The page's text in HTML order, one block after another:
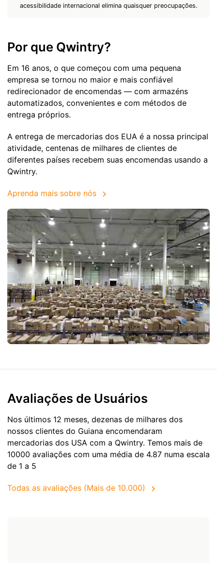
acessibilidade internacional elimina quaisquer preocupações.
Por que Qwintry?
Em 16 anos, o que começou com uma pequena
empresa se tornou no maior e mais confiável
redirecionador de encomendas — com armazéns
automatizados, convenientes e com métodos de
entrega próprios.
A entrega de mercadorias dos EUA é a nossa principal
atividade, centenas de milhares de clientes de
diferentes países recebem suas encomendas usando a
Qwintry.
Aprenda mais sobre nós
Avaliações de Usuários
Nos últimos 12 meses, dezenas de milhares dos
nossos clientes do Guiana encomendaram
mercadorias dos USA com a Qwintry. Temos mais de
10000 avaliações com uma média de 4.87 numa escala
de 1 a 5
Todas as avaliações (Mais de 10.000)